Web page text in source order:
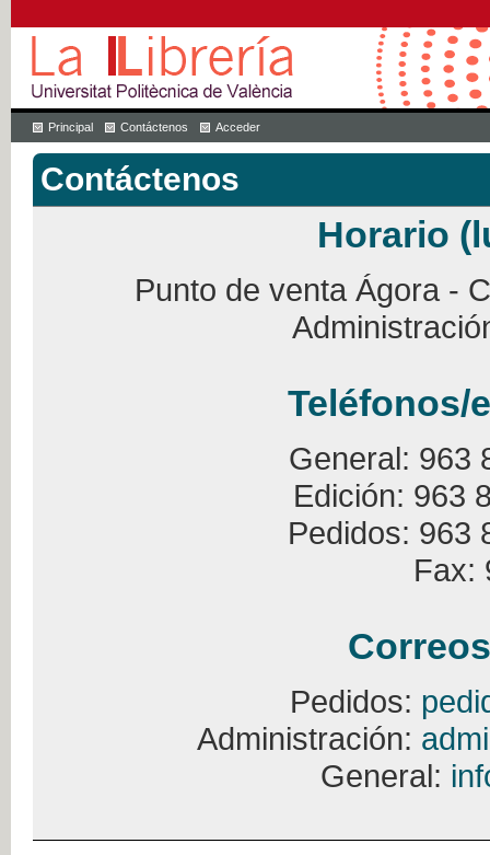
Principal Contáctenos Acceder
Contáctenos
Horario
Punto de venta Ágora -
Teléfonos/
General: 963
Edición: 963
Pedidos: 963
Fax:
Pedidos:
Administración:
General: